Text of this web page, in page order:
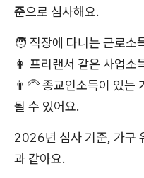
준으로 심사해요.
🧑 직장에 다니는 근로소
👩 프리랜서 같은 사업소
👨‍🦳 종교인소득이 있는
될 수 있어요.
2026년 심사 기준, 가구
과 같아요.